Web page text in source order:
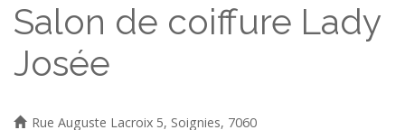
Salon de coiffure Lady
Josée
Rue Auguste Lacroix 5, Soignies, 7060